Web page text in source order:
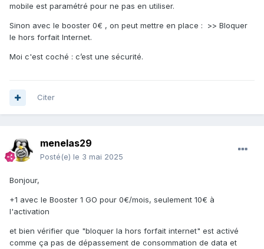
mobile est paramétré pour ne pas en utiliser.
Sinon avec le booster 0€ , on peut mettre en place : >> Bloquer
le hors forfait Internet.
Moi c'est coché : c’est une sécurité.
Citer
menelas29
Posté(e) le 3 mai 2025
Bonjour,
+1 avec le Booster 1 GO pour 0€/mois, seulement 10€ à
l'activation
et bien vérifier que "bloquer la hors forfait internet" est activé
comme ça pas de dépassement de consommation de data et